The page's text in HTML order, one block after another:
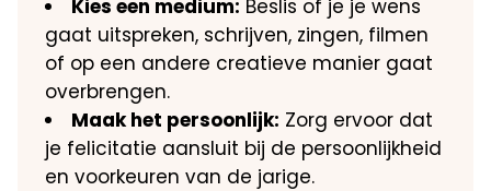
Kies een medium: Beslis of je je wens
gaat uitspreken, schrijven, zingen, filmen
of op een andere creatieve manier gaat
overbrengen.​
Maak het persoonlijk: Zorg ervoor dat
je felicitatie aansluit bij de persoonlijkheid
en voorkeuren van de jarige.​